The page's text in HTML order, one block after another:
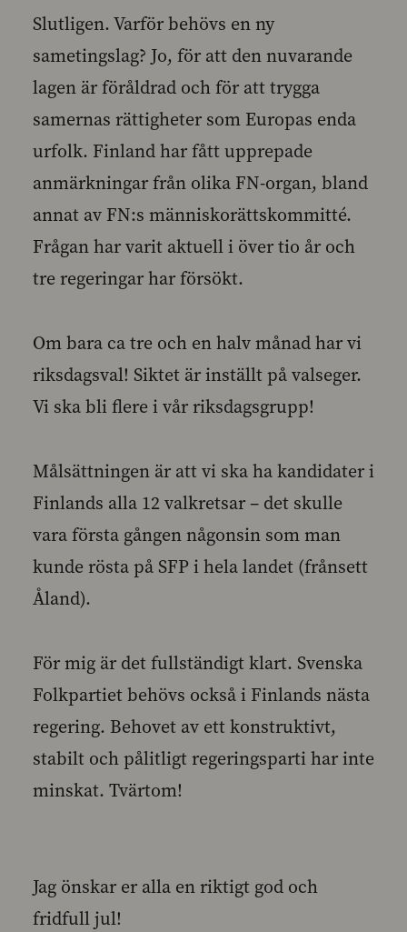
Slutligen. Varför behövs en ny
sametingslag? Jo, för att den nuvarande
lagen är föråldrad och för att trygga
samernas rättigheter som Europas enda
urfolk. Finland har fått upprepade
anmärkningar från olika FN-organ, bland
annat av FN:s människorättskommitté.
Frågan har varit aktuell i över tio år och
tre regeringar har försökt.
Om bara ca tre och en halv månad har vi
riksdagsval! Siktet är inställt på valseger.
Vi ska bli flere i vår riksdagsgrupp!
Målsättningen är att vi ska ha kandidater i
Finlands alla 12 valkretsar – det skulle
vara första gången någonsin som man
kunde rösta på SFP i hela landet (frånsett
Åland).
För mig är det fullständigt klart. Svenska
Folkpartiet behövs också i Finlands nästa
regering. Behovet av ett konstruktivt,
stabilt och pålitligt regeringsparti har inte
minskat. Tvärtom!
Jag önskar er alla en riktigt god och
fridfull jul!